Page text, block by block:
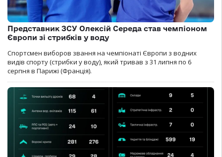
Представник ЗСУ Олексій Середа став чемпіоном
Європи зі стрибків у воду
Спортсмен виборов звання на чемпіонаті Європи з водних
видів спорту (стрибки у воду), який тривав з 31 липня по 6
серпня в Парижі (Франція).